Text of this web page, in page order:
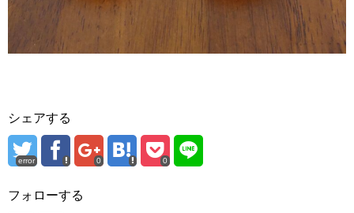
シェアする
error 0 0
フォローする